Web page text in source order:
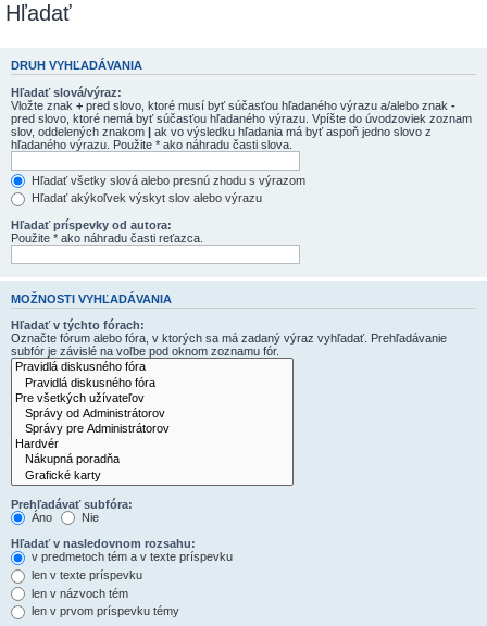
a
Hľadať
DRUH VYHĽADÁVANIA
Hľadať slová/výraz:
Vložte znak + pred slovo, ktoré musí byť súčasťou hľadaného výrazu a/alebo znak -
pred slovo, ktoré nemá byť súčasťou hľadaného výrazu. Vpíšte do úvodzoviek zoznam
slov, oddelených znakom | ak vo výsledku hľadania má byť aspoň jedno slovo z
hľadaného výrazu. Použite * ako náhradu časti slova.
Hľadať všetky slová alebo presnú zhodu s výrazom
Hľadať akýkoľvek výskyt slov alebo výrazu
Hľadať príspevky od autora:
Použite * ako náhradu časti reťazca.
MOŽNOSTI VYHĽADÁVANIA
Hľadať v týchto fórach:
Označte fórum alebo fóra, v ktorých sa má zadaný výraz vyhľadať. Prehľadávanie
subfór je závislé na voľbe pod oknom zoznamu fór.
Prehľadávať subfóra:
Áno
Nie
Hľadať v nasledovnom rozsahu:
v predmetoch tém a v texte príspevku
len v texte príspevku
len v názvoch tém
len v prvom príspevku témy